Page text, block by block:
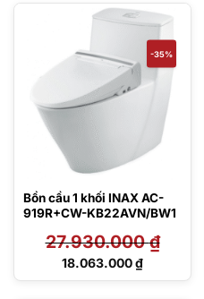
24.890.000 ₫.
tại
là:
13.793.000 ₫.
-35%
Bồn cầu 1 khối INAX AC-
919R+CW-KB22AVN/BW1
27.930.000₫
Giá
18.063.000₫
Giá